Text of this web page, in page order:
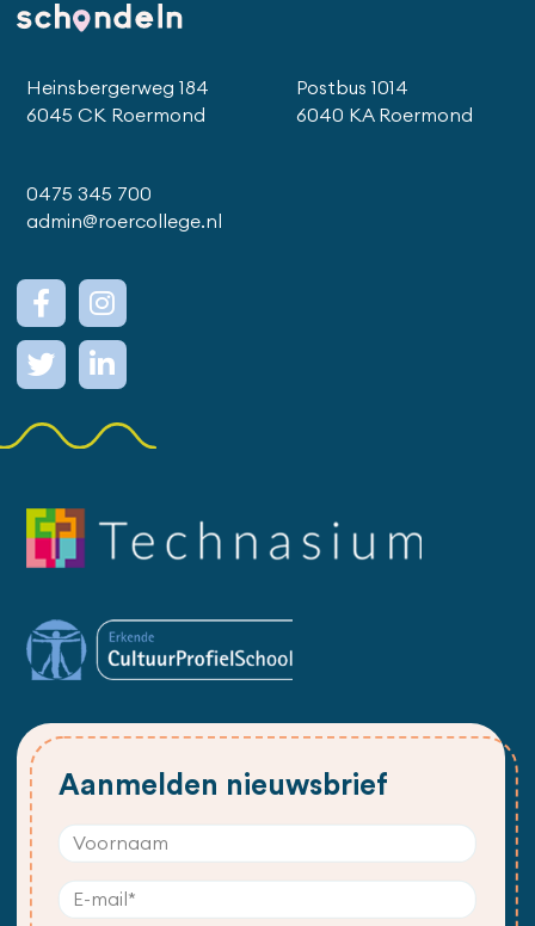
Heinsbergerweg 184
6045 CK Roermond
Postbus 1014
6040 KA Roermond
0475 345 700
admin@roercollege.nl
Aanmelden nieuwsbrief